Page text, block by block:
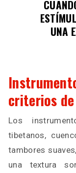
UNA
criterios
Los
tibetanos,
tambores
una textura